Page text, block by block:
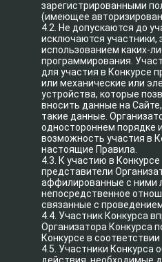
зарегистрированными
(имеющее
4.2. Не допускаются до
исключаются участники,
использованием каких-
программирования.
для участия в Конкурсе
или механические или
устройства, которые
вносить данные на
такие данные.
одностороннем порядке
возможность участия в
настоящие Правила.
4.3. К участию в
представители
аффилированные с ними
непосредственное
связанные с
4.4. Участник Конкурса
Организатора Конкурса
Конкурсе в
4.5. Участники Конкурса